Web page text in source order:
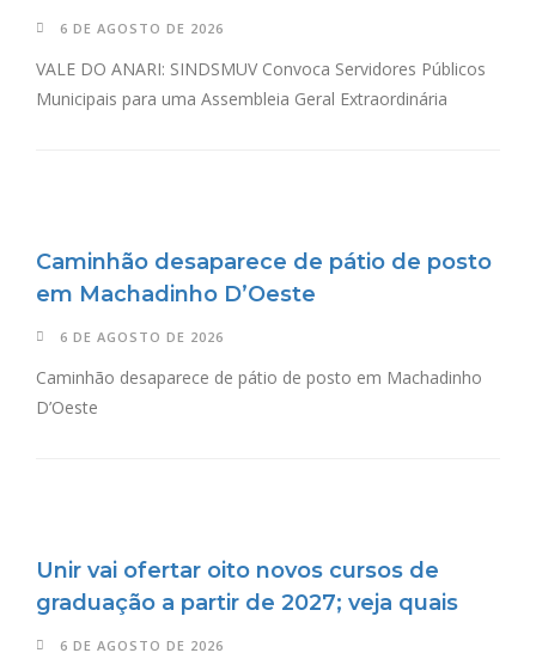
6 DE AGOSTO DE 2026
VALE DO ANARI: SINDSMUV Convoca Servidores Públicos
Municipais para uma Assembleia Geral Extraordinária
Caminhão desaparece de pátio de posto
em Machadinho D’Oeste
6 DE AGOSTO DE 2026
Caminhão desaparece de pátio de posto em Machadinho
D’Oeste
Unir vai ofertar oito novos cursos de
graduação a partir de 2027; veja quais
6 DE AGOSTO DE 2026